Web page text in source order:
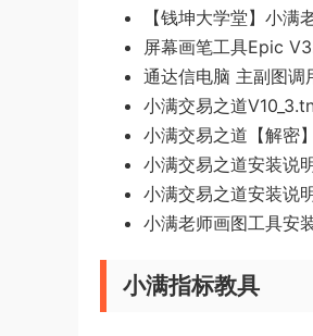
【钱坤大学堂】小
屏幕画笔工具Epic
通达信电脑 主副图调
小满交易之道
小满交易之道【解密
小满交易之道安装说
小满交易之道安装说
小满老师画图工具安
小满指标教具